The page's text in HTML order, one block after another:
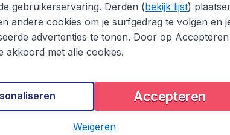
gebruikerservaring. Derden (bekijk lijst)
andere cookies om je surfgedrag te volgen en
advertenties te tonen. Door op
akkoord met alle cookies.
Accepteren
Weigeren